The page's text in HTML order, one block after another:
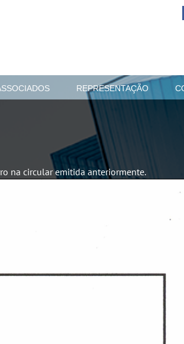
REPRESENTAÇÃO
na circular emitida anteriormente.